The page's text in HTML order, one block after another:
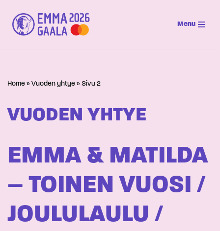
Siirry
suoraan
Menu
Home » Vuoden yhtye » Sivu 2
VUODEN YHTYE
EMMA & MATILDA
– TOINEN VUOSI /
JOULULAULU /